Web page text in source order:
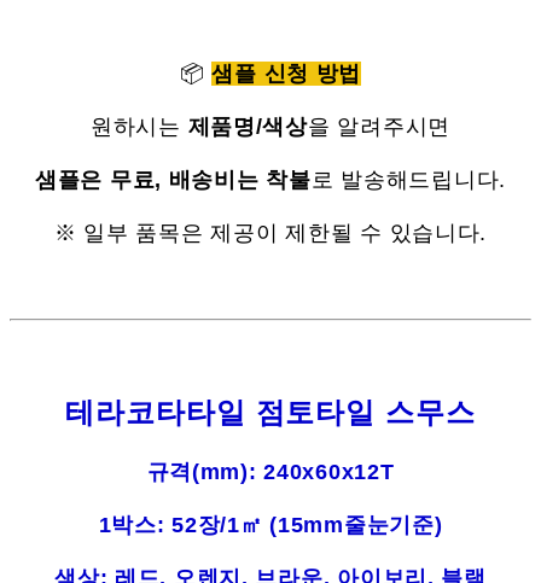
📦샘플 신청 방법
원하시는 제품명/색상을 알려주시면
샘플은 무료, 배송비는 착불로 발송해드립니다.
※ 일부 품목은 제공이 제한될 수 있습니다.
테라코타타일 점토타일 스무스
규격(mm): 240x60x12T
1박스: 52장/1㎡ (15mm줄눈기준)